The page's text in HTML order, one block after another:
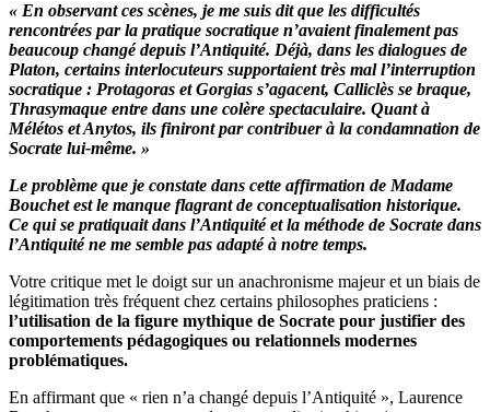
« En observant ces scènes, je me suis dit que les difficultés
rencontrées par la pratique socratique n’avaient finalement pas
beaucoup changé depuis l’Antiquité. Déjà, dans les dialogues de
Platon, certains interlocuteurs supportaient très mal l’interruption
socratique : Protagoras et Gorgias s’agacent, Calliclès se braque,
Thrasymaque entre dans une colère spectaculaire. Quant à
Mélétos et Anytos, ils finiront par contribuer à la condamnation de
Socrate lui-même. »
Le problème que je constate dans cette affirmation de Madame
Bouchet est le manque flagrant de conceptualisation historique.
Ce qui se pratiquait dans l’Antiquité et la méthode de Socrate dans
l’Antiquité ne me semble pas adapté à notre temps.
Votre critique met le doigt sur un anachronisme majeur et un biais de
légitimation très fréquent chez certains philosophes praticiens :
l’utilisation de la figure mythique de Socrate pour justifier des
comportements pédagogiques ou relationnels modernes
problématiques.
En affirmant que « rien n’a changé depuis l’Antiquité », Laurence